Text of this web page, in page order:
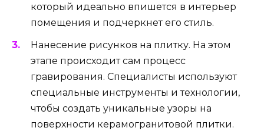
который идеально впишется в интерьер
помещения и подчеркнет его стиль.
Нанесение рисунков на плитку. На этом
этапе происходит сам процесс
гравирования. Специалисты используют
специальные инструменты и технологии,
чтобы создать уникальные узоры на
поверхности керамогранитовой плитки.